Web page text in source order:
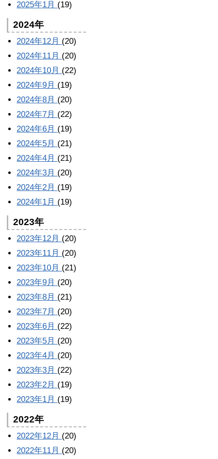
2025年1月 (19)
2024年
2024年12月 (20)
2024年11月 (20)
2024年10月 (22)
2024年9月 (19)
2024年8月 (20)
2024年7月 (22)
2024年6月 (19)
2024年5月 (21)
2024年4月 (21)
2024年3月 (20)
2024年2月 (19)
2024年1月 (19)
2023年
2023年12月 (20)
2023年11月 (20)
2023年10月 (21)
2023年9月 (20)
2023年8月 (21)
2023年7月 (20)
2023年6月 (22)
2023年5月 (20)
2023年4月 (20)
2023年3月 (22)
2023年2月 (19)
2023年1月 (19)
2022年
2022年12月 (20)
2022年11月 (20)